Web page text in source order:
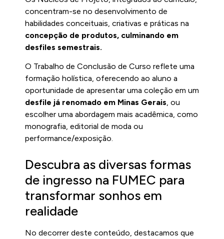
concentram-se no desenvolvimento de
habilidades conceituais, criativas e práticas na
concepção de produtos, culminando em
desfiles semestrais.
O Trabalho de Conclusão de Curso reflete uma
formação holística, oferecendo ao aluno a
oportunidade de apresentar uma coleção em um
desfile já renomado em Minas Gerais, ou
escolher uma abordagem mais acadêmica, como
monografia, editorial de moda ou
performance/exposição.
Descubra as diversas formas
de ingresso na FUMEC para
transformar sonhos em
realidade
No decorrer deste conteúdo, destacamos que